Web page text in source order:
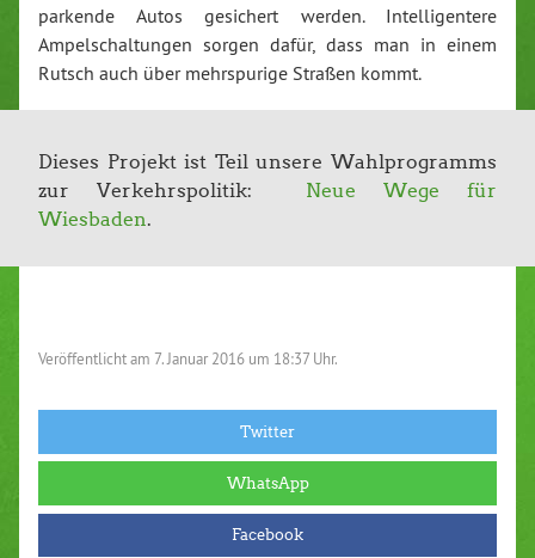
parkende Autos gesichert werden. Intelligentere
Ampelschaltungen sorgen dafür, dass man in einem
Rutsch auch über mehrspurige Straßen kommt.
Dieses Projekt ist Teil unsere Wahlprogramms
zur Verkehrspolitik: Neue Wege für
Wiesbaden.
Veröffentlicht am 7. Januar 2016 um 18:37 Uhr.
Twitter
WhatsApp
Facebook